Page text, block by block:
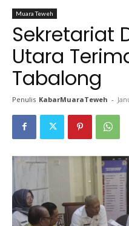
Muara Teweh
Sekretariat
Utara
Tabalong
Penulis KabarMuaraTeweh -